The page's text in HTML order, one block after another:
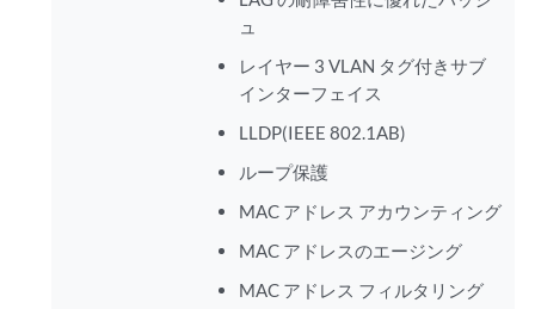
ュ
レイヤー 3 VLAN タグ付きサブ
インターフェイス
LLDP(IEEE 802.1AB)
ループ保護
MAC アドレス アカウンティング
MAC アドレスのエージング
MAC アドレス フィルタリング